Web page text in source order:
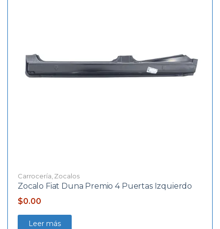
Carrocería Zocalos
Zocalo Fiat Duna Premio 4 Puertas Izquierdo
$0.00
Leer más